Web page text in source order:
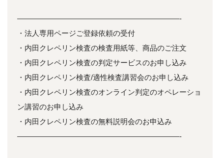
——————————————————————-
・法人専用ページご登録依頼の受付
・内田クレペリン検査の検査用紙等、商品のご注文
・内田クレペリン検査の判定サービスのお申し込み
・内田クレペリン検査/適性検査講習会のお申し込み
・内田クレペリン検査のオンライン判定のオペレーショ
ン講習のお申し込み
・内田クレペリン検査の無料説明会のお申込み
——————————————————————-